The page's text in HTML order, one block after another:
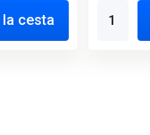
cesta